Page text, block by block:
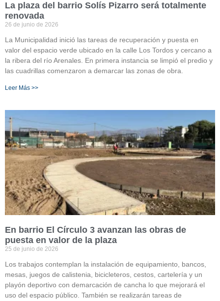
La plaza del barrio Solís Pizarro será totalmente
renovada
26 de junio de 2026
La Municipalidad inició las tareas de recuperación y puesta en
valor del espacio verde ubicado en la calle Los Tordos y cercano a
la ribera del río Arenales. En primera instancia se limpió el predio y
las cuadrillas comenzaron a demarcar las zonas de obra.
Leer Más >>
En barrio El Círculo 3 avanzan las obras de
puesta en valor de la plaza
25 de junio de 2026
Los trabajos contemplan la instalación de equipamiento, bancos,
mesas, juegos de calistenia, bicicleteros, cestos, cartelería y un
playón deportivo con demarcación de cancha lo que mejorará el
uso del espacio público. También se realizarán tareas de